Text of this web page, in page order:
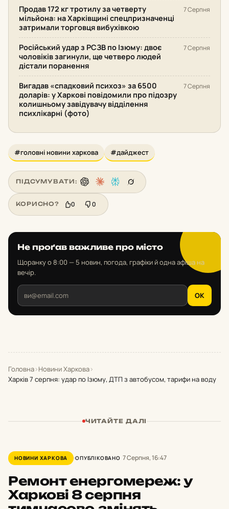
Продав 172 кг тротилу за четверту
мільйона: на Харківщині спецпризначенці
затримали торговця вибухівкою
7 Серпня
Російський удар з РСЗВ по Ізюму: двоє
чоловіків загинули, ще четверо людей
дістали поранення
7 Серпня
Вигадав «спадковий психоз» за 6500
доларів: у Харкові повідомили про підозру
колишньому завідувачу відділення
психлікарні (фото)
7 Серпня
#головні новини харкова #дайджест
ПІДСУМУВАТИ:
КОРИСНО? 0 0
Не проґав важливе про місто
Щоранку о 8:00 — 5 новин, погода, графіки й одна афіша на
вечір.
OK
Головна›Новини Харкова›
Харків 7 серпня: удар по Ізюму, ДТП з автобусом, тарифи на воду
ЧИТАЙТЕ ДАЛІ
НОВИНИ ХАРКОВА ОПУБЛІКОВАНО 7 Серпня, 16:47
Ремонт енергомереж: у
Харкові 8 серпня